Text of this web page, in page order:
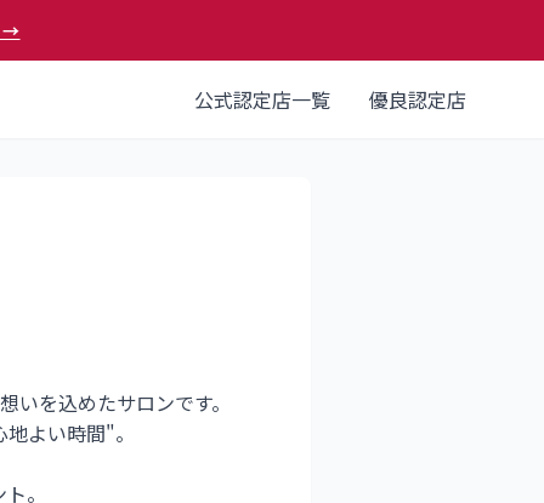
→
公式認定店一覧 優良認定店
を込めたサロンです。
よい時間"。
。